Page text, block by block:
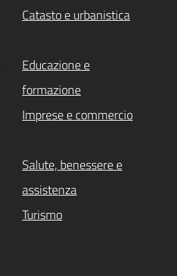
Catasto e urbanistica
Educazione e
formazione
Imprese e commercio
Salute, benessere e
assistenza
Turismo